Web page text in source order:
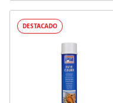
DESTACADO